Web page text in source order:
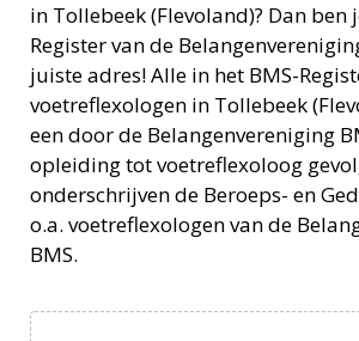
in Tollebeek(Flevoland)? Dan ben
Register van de
juiste adres! Alle in het BMS-
voetreflexologen in Tollebeek(
een door de Belangenvereniging
opleiding totvoetreflexoloog
onderschrijven de Beroeps- en
o.a. voetreflexologenvan de
BMS.